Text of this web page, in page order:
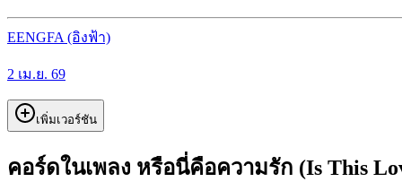
EENGFA (อิงฟ้า)
2 เม.ย. 69
เพิ่มเวอร์ชัน
คอร์ดในเพลง หรือนี่คือความรัก (Is This